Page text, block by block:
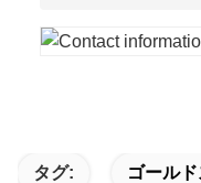
タグ: ゴール